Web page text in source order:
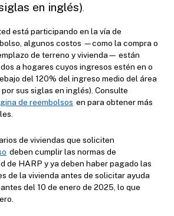
en inglés)
está participando en la vía de
algunos costos —como la compra o
de terreno y vivienda— están
a hogares cuyos ingresos estén en o
del 120% del ingreso medio del área
por sus siglas en inglés). Consulte
de reembolsos en para obtener más
de viviendas que soliciten
deben cumplir las normas de
de HARP y ya deben haber pagado las
de la vivienda antes de solicitar ayuda
del 10 de enero de 2025, lo que